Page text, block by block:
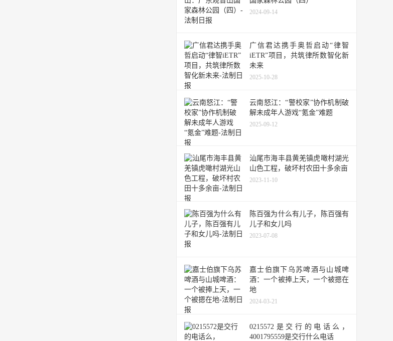
2024-09-14
广信君达携手奥哲启动“律智
iETR”项目，共筑律所数智化新
未来
2025-10-28
云南怒江：“警校家”协作机制破
解未成年人游戏“氪金”难题
2025-09-12
汕尾市海丰县黄羌镇虎噉村湖光
山色工程，破坏村农田十多余亩
2023-11-10
陈百强为什么有儿子，陈百强有
儿子和女儿吗
2023-07-08
嘉士伯旗下乌苏啤酒与山城啤
酒：一个被捧上天，一个被摁在
地
2024-03-21
0215572是交行的电话么，
4001795559是交行什么电话